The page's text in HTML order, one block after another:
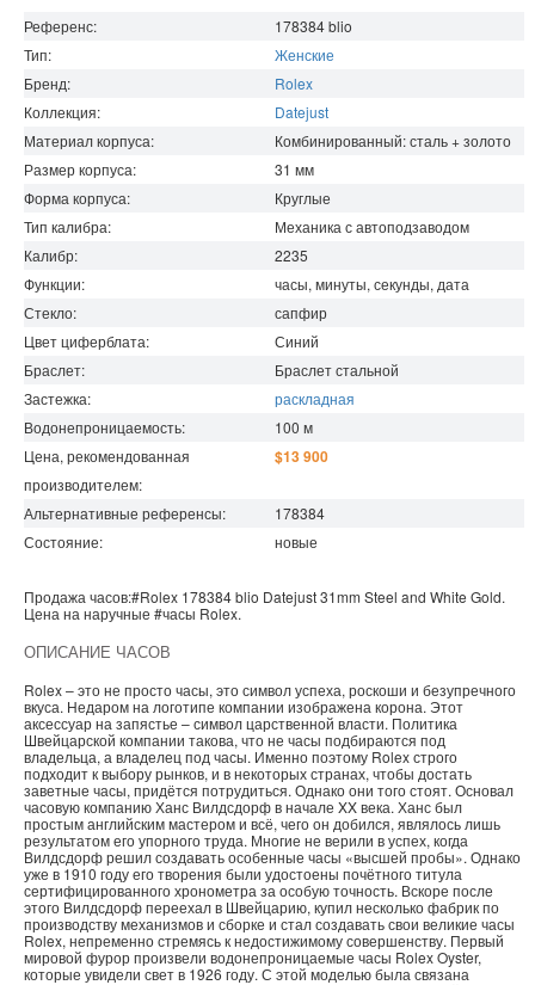
Референс:
178384 blio
Тип:
Женские
Бренд:
Rolex
Коллекция:
Datejust
Материал корпуса:
Комбинированный: сталь + золото
Размер корпуса:
31 мм
Форма корпуса:
Круглые
Тип калибра:
Механика с автоподзаводом
Калибр:
2235
Функции:
часы, минуты, секунды, дата
Стекло:
сапфир
Цвет циферблата:
Синий
Браслет:
Браслет стальной
Застежка:
раскладная
Водонепроницаемость: 100 м
Цена, рекомендованная
производителем:
$13 900
Альтернативные референсы:
178384
Состояние:
новые
Продажа часов:#Rolex 178384 blio Datejust31mm Steel and White Gold.
Цена на наручные #часы Rolex.
ОПИСАНИЕ ЧАСОВ
Rolex – это не просто часы, это символ успеха, роскоши и безупречного
вкуса. Недаром на логотипе компании изображена корона. Этот
аксессуар на запястье – символ царственной власти. Политика
Швейцарской компании такова, что не часы подбираются под
владельца, а владелец под часы. Именно поэтому Rolex строго
подходит к выбору рынков, и в некоторых странах, чтобы достать
заветные часы, придётся потрудиться. Однако они того стоят. Основал
часовую компанию Ханс Вилдсдорф в начале XX века. Ханс был
простым английским мастером и всё, чего он добился, являлось лишь
результатом его упорного труда. Многие не верили в успех, когда
Вилдсдорф решил создавать особенные часы «высшей пробы». Однако
уже в 1910 году его творения были удостоены почётного титула
сертифицированного хронометра за особую точность. Вскоре после
этого Вилдсдорф переехал в Швейцарию, купил несколько фабрик по
производству механизмов и сборке и стал создавать свои великие часы
Rolex, непременно стремясь к недостижимому совершенству. Первый
мировой фурор произвели водонепроницаемые часы Rolex Oyster,
которые увидели свет в 1926 году. С этой моделью была связана